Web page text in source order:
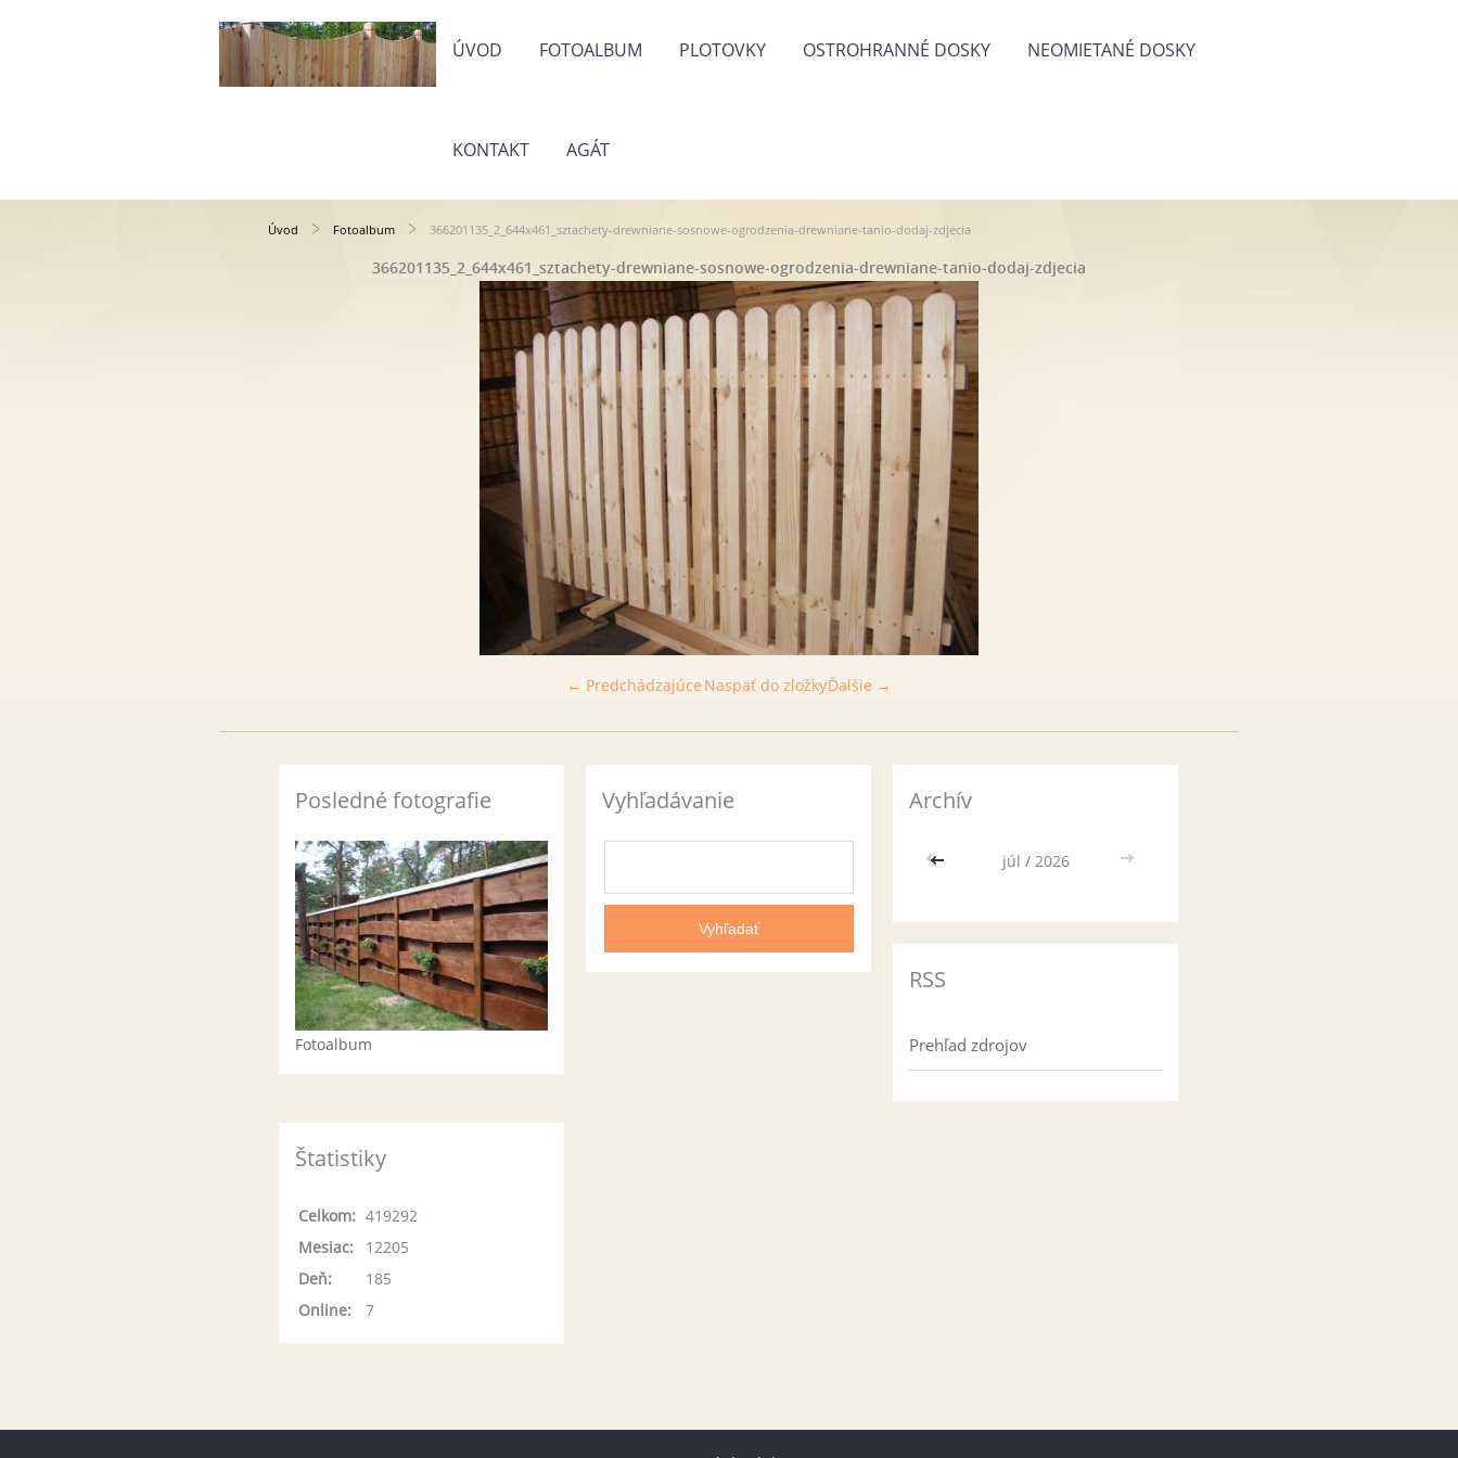
ÚVOD FOTOALBUM PLOTOVKY OSTROHRANNÉ DOSKY NEOMIETANÉ DOSKY
KONTAKT AGÁT
Úvod Fotoalbum 366201135_2_644x461_sztachety-drewniane-sosnowe-ogrodzenia-drewniane-tanio-dodaj-zdjecia
366201135_2_644x461_sztachety-drewniane-sosnowe-ogrodzenia-drewniane-tanio-dodaj-zdjecia
← Predchádzajúce Ďalšie →
Naspäť do zložky
Posledné fotografie
Fotoalbum
Vyhľadávanie Archív
<< júl / 2026 >>
RSS
Prehľad zdrojov
Štatistiky
Online: 7
Celkom: 419292
Mesiac:
12205
Deň:
185